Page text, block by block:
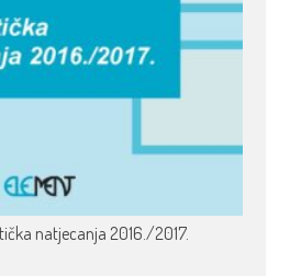
natjecanja 2016./2017.